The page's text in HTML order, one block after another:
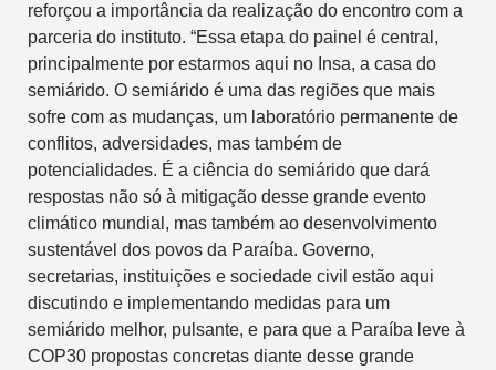
reforçou a importância da realização do encontro com a
parceria do instituto. “Essa etapa do painel é central,
principalmente por estarmos aqui no Insa, a casa do
semiárido. O semiárido é uma das regiões que mais
sofre com as mudanças, um laboratório permanente de
conflitos, adversidades, mas também de
potencialidades. É a ciência do semiárido que dará
respostas não só à mitigação desse grande evento
climático mundial, mas também ao desenvolvimento
sustentável dos povos da Paraíba. Governo,
secretarias, instituições e sociedade civil estão aqui
discutindo e implementando medidas para um
semiárido melhor, pulsante, e para que a Paraíba leve à
COP30 propostas concretas diante desse grande